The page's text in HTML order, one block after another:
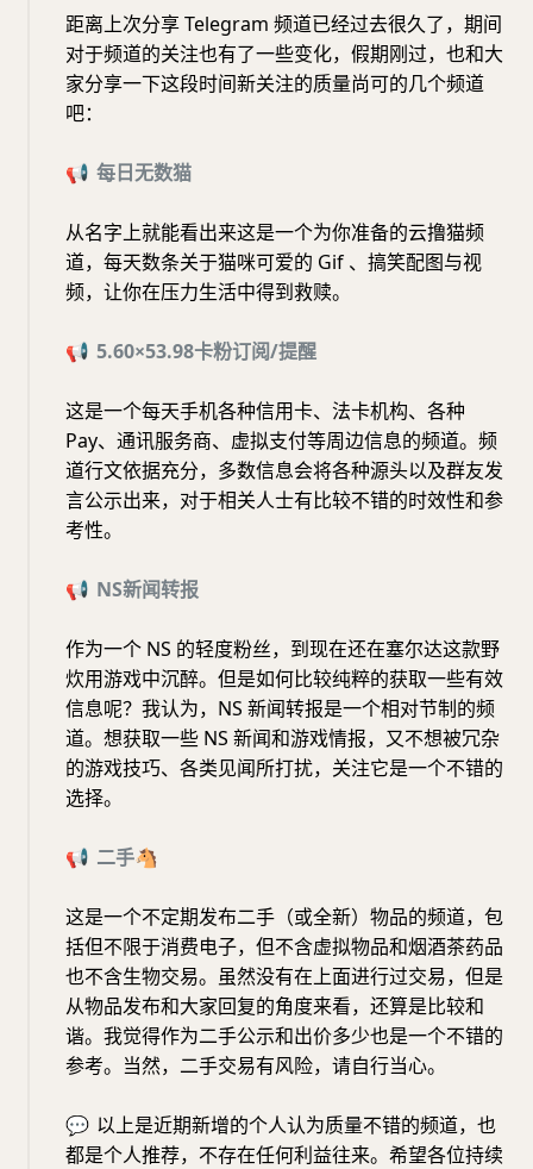
距离上次分享 Telegram 频道已经过去很久了，期间
对于频道的关注也有了一些变化，假期刚过，也和大
家分享一下这段时间新关注的质量尚可的几个频道
吧：
📢 每日无数猫
从名字上就能看出来这是一个为你准备的云撸猫频
道，每天数条关于猫咪可爱的 Gif 、搞笑配图与视
频，让你在压力生活中得到救赎。
📢 5.60×53.98卡粉订阅/提醒
这是一个每天手机各种信用卡、法卡机构、各种
Pay、通讯服务商、虚拟支付等周边信息的频道。频
道行文依据充分，多数信息会将各种源头以及群友发
言公示出来，对于相关人士有比较不错的时效性和参
考性。
📢 NS新闻转报
作为一个 NS 的轻度粉丝，到现在还在塞尔达这款野
炊用游戏中沉醉。但是如何比较纯粹的获取一些有效
信息呢？我认为，NS 新闻转报是一个相对节制的频
道。想获取一些 NS 新闻和游戏情报，又不想被冗杂
的游戏技巧、各类见闻所打扰，关注它是一个不错的
选择。
📢 二手🐴
这是一个不定期发布二手（或全新）物品的频道，包
括但不限于消费电子，但不含虚拟物品和烟酒茶药品
也不含生物交易。虽然没有在上面进行过交易，但是
从物品发布和大家回复的角度来看，还算是比较和
谐。我觉得作为二手公示和出价多少也是一个不错的
参考。当然，二手交易有风险，请自行当心。
💬 以上是近期新增的个人认为质量不错的频道，也
都是个人推荐，不存在任何利益往来。希望各位持续